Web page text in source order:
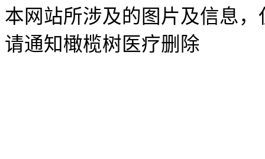
本网站所涉及的图片及信息
请通知橄榄树医疗删除